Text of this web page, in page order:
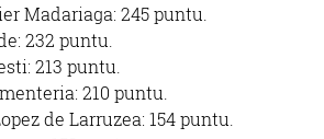
Madariaga: 245 puntu.
232 puntu.
213 puntu.
210 puntu.
de Larruzea: 154 puntu.